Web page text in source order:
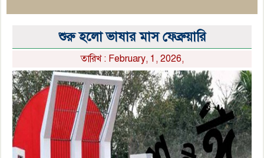
শুরু হলো ভাষার মাস ফেব্রুয়ারি
তারিখ : February, 1, 2026,